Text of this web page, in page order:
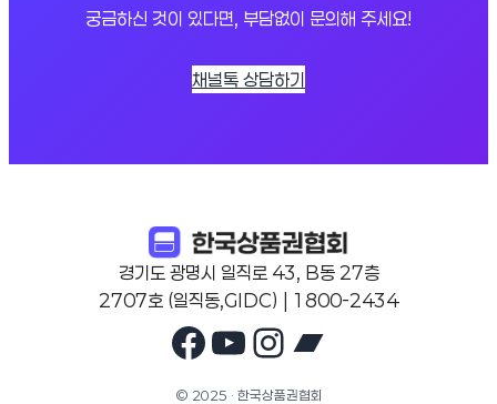
궁금하신 것이 있다면, 부담없이 문의해 주세요!
채널톡 상담하기
경기도 광명시 일직로 43, B동 27층
2707호 (일직동,GIDC) | 1800-2434
Facebook
YouTube
Instagram
© 2025 · 한국상품권협회